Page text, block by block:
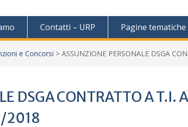
Contatti – URP Pagine tematiche
e Concorsi > ASSUNZIONE PERSONALE DSGA
DSGA CONTRATTO A T.I.
2018